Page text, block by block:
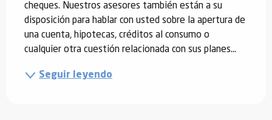
cheques. Nuestros asesores también están a su
disposición para hablar con usted sobre la apertura de
una cuenta, hipotecas, créditos al consumo o
cualquier otra cuestión relacionada con sus planes...
Seguir leyendo